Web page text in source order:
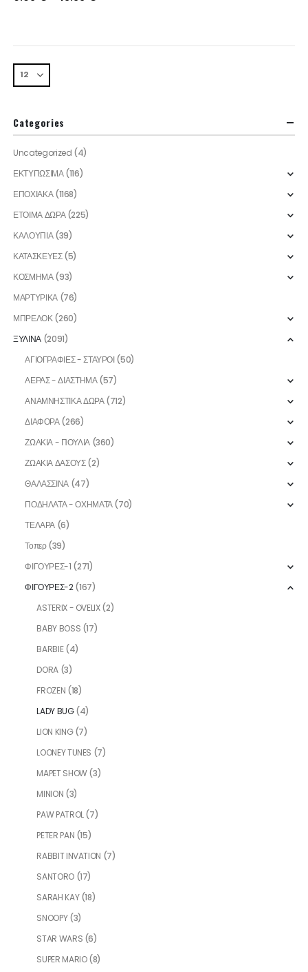
Categories
Uncategorized (4)
ΕΚΤΥΠΩΣΙΜΑ (116)
ΕΠΟΧΙΑΚΑ (1168)
ΕΤΟΙΜΑ ΔΩΡΑ (225)
ΚΑΛΟΥΠΙΑ (39)
ΚΑΤΑΣΚΕΥΕΣ (5)
ΚΟΣΜΗΜΑ(93)
ΜΑΡΤΥΡΙΚΑ (76)
ΜΠΡΕΛΟΚ(260)
ΞΥΛΙΝΑ (2091)
ΑΓΙΟΓΡΑΦΙΕΣ - ΣΤΑΥΡΟΙ(50)
ΑΕΡΑΣ - ΔΙΑΣΤΗΜΑ (57)
ΑΝΑΜΝΗΣΤΙΚΑ ΔΩΡΑ (712)
ΔΙΑΦΟΡΑ(266)
ΖΩΑΚΙΑ - ΠΟΥΛΙΑ (360)
ΖΩΑΚΙΑ ΔΑΣΟΥΣ(2)
ΘΑΛΑΣΣΙΝΑ (47)
ΠΟΔΗΛΑΤΑ - ΟΧΗΜΑΤΑ(70)
ΤΕΛΑΡΑ (6)
Τοπερ (39)
ΦΙΓΟΥΡΕΣ-1 (271)
ΦΙΓΟΥΡΕΣ-2(167)
ASTERIX - OVELIX(2)
BABY BOSS (17)
BARBIE (4)
DORA (3)
FROZEN (18)
LADY BUG (4)
LION KING (7)
LOONEY TUNES (7)
MAPET SHOW(3)
MINION (3)
PAW PATROL(7)
PETER PAN (15)
RABBIT INVATION (7)
SANTORO (17)
SARAH KAY (18)
SNOOPY (3)
STAR WARS (6)
SUPER MARIO (8)